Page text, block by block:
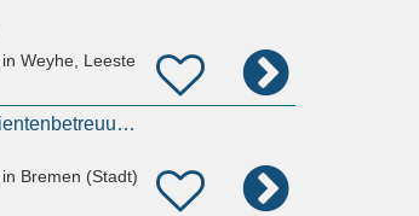
in Weyhe, Leeste
MFA für Praxismanagement & Patientenbetreuung (m/w/d)
in Bremen (Stadt)